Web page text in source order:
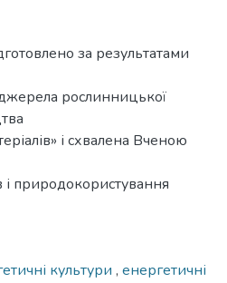
за результатами
рослинницької
і схвалена Вченою
і природокористування
культури , енергетичні